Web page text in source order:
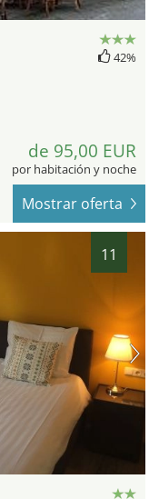
42%
de 95,00 EUR
por habitación y noche
Mostrar oferta
11